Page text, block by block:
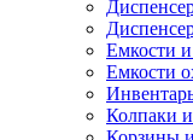
Емкости
Емкости
Колпаки